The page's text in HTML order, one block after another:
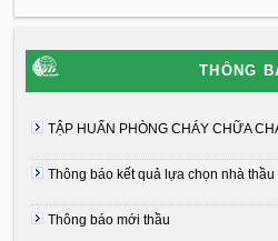
THÔNG
TẬP HUẤN PHÒNG CHÁY CHỮA
Thông báo kết quả lựa chọn nhà thầu
Thông báo mới thầu